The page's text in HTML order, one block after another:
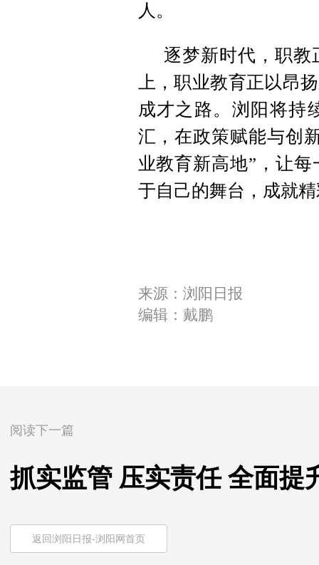
人。
逐梦新时代，职教
上，职业教育正以昂
成才之路。浏阳将持
汇，在政策赋能与创
业教育新高地”，让
于自己的舞台，成就
来源：浏阳日报
编辑：戴鹏
阅读下一篇
抓实监管 压实责任 全面提
返回浏阳日报-浏阳网首页